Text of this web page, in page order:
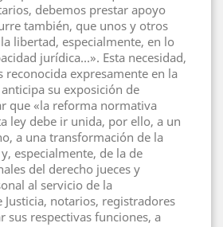
debemos prestar apoyo
también, que unos y otros
libertad, especialmente, en lo
jurídica...». Esta necesidad,
reconocida expresamente en la
su exposición de
que «la reforma normativa
ley debe ir unida, por ello, a un
a una transformación de la
especialmente, de la de
del derecho jueces y
al servicio de la
notarios, registradores
sus respectivas funciones, a